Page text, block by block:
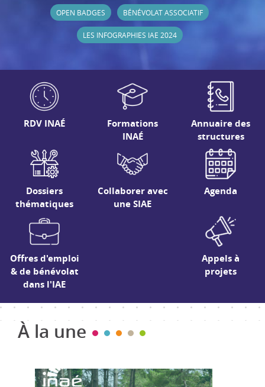
OPEN BADGES BÉNÉVOLAT ASSOCIATIF
LES INFOGRAPHIES IAE 2024
RDV INAÉ
Formations
INAÉ
Annuaire des
structures
Dossiers
thématiques
Collaborer avec
une SIAE
Agenda
Offres d'emploi
& de bénévolat
dans l'IAE
Appels à
projets
À la une